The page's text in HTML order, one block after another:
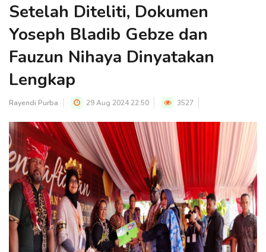
Setelah Diteliti, Dokumen
Yoseph Bladib Gebze dan
Fauzun Nihaya Dinyatakan
Lengkap
Rayendi Purba 29 Aug 2024 22:50 3527